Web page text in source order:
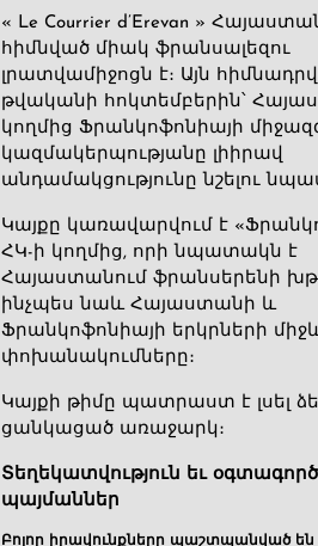
« Le Courrier d’Erevan »
հիմնված միակ ֆրանսալեզու
լրատվամիջոցն է։ Այն
թվականի հոկտեմբերին՝
կողմից Ֆրանկոֆոնիայի
կազմակերպությանը լիիրավ
անդամակցությունը նշելու
Կայքը կառավարվում է
ՀԿ-ի կողմից, որի նպատակն է
Հայաստանում ֆրանսերենի
ինչպես նաև Հայաստանի և
Ֆրանկոֆոնիայի երկրների
փոխանակումները։
Կայքի թիմը պատրաստ է լսել
ցանկացած առաջարկ։
Տեղեկատվություն եւ
պայմաններ
Բոլոր իրավունքները պաշտպանված են